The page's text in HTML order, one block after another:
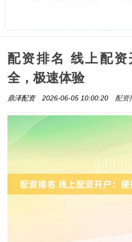
配资排名 线上配
全，极速体验
鼎泽配资 2026-06-05 10:00:20 配资